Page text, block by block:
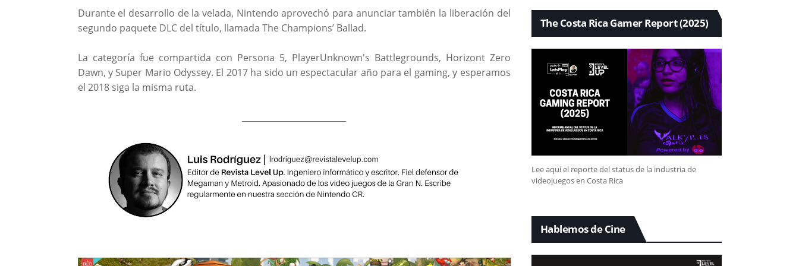
Durante el desarrollo de la velada, Nintendo aprovechó para anunciar también la liberación del
segundo paquete DLC del título, llamada The Champions’ Ballad.
La categoría fue compartida con Persona 5, PlayerUnknown's Battlegrounds, Horizont Zero
Dawn, y Super Mario Odyssey. El 2017 ha sido un espectacular año para el gaming, y esperamos
el 2018 siga la misma ruta.
The Costa Rica Gamer Report (2025)
Lee aquí el reporte del status de la industria de
videojuegos en Costa Rica
Hablemos de Cine